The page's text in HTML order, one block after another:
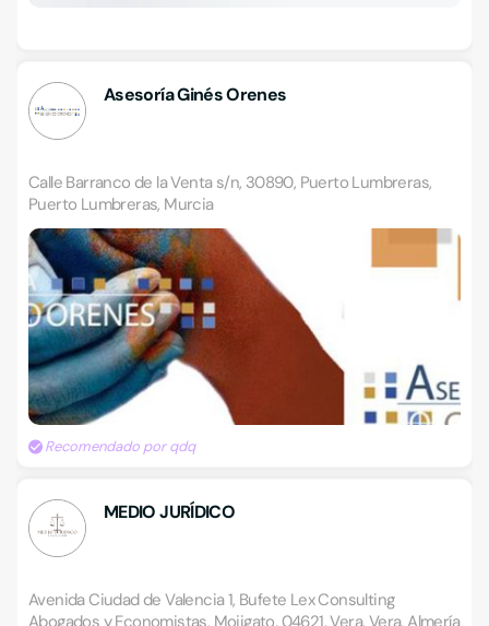
Asesoría Ginés Orenes
Calle Barranco de la Venta s/n, 30890, Puerto Lumbreras,
Puerto Lumbreras, Murcia
Recomendado por qdq
MEDIO JURÍDICO
Avenida Ciudad de Valencia 1, Bufete Lex Consulting
Abogados y Economistas, Mojigato, 04621, Vera, Vera, Almería